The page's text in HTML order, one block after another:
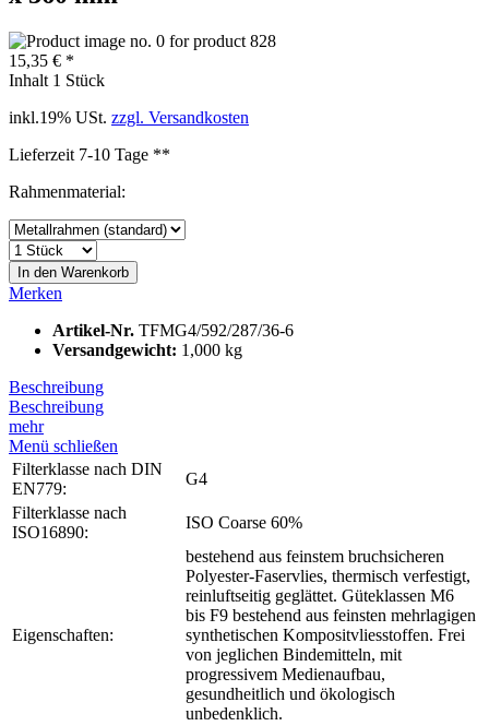
15,35 € *
Inhalt 1 Stück
inkl.19% USt. zzgl. Versandkosten
Lieferzeit 7-10 Tage **
Rahmenmaterial:
In den Warenkorb
Merken
Artikel-Nr. TFMG4/592/287/36-6
Versandgewicht: 1,000 kg
Beschreibung
Beschreibung
mehr
Menü schließen
Filterklasse nach DIN
EN779:
G4
Filterklasse nach
ISO16890:
ISO Coarse 60%
Eigenschaften:
bestehend aus feinstem bruchsicheren
Polyester-Faservlies, thermisch verfestigt,
reinluftseitig geglättet. Güteklassen M6
bis F9 bestehend aus feinsten mehrlagigen
synthetischen Kompositvliesstoffen. Frei
von jeglichen Bindemitteln, mit
progressivem Medienaufbau,
gesundheitlich und ökologisch
unbedenklich.